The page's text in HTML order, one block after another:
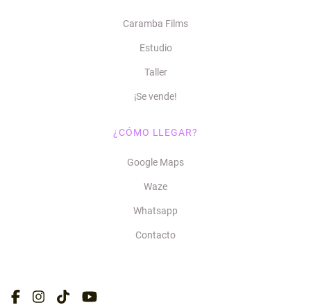
Caramba Films
Estudio
Taller
¡Se vende!
¿CÓMO LLEGAR?
Google Maps
Waze
Whatsapp
Contacto